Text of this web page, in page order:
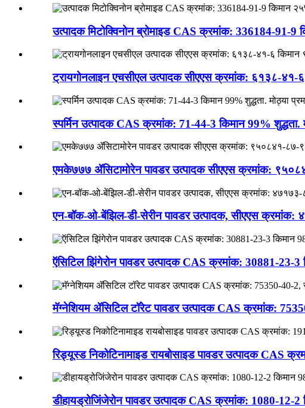
उत्पादक मिटोक्विनोन ब्रोमाइड CAS क्रमांक: 336184-91-9
ट्रायगोनलाइन एचसीएल उत्पादक सीएएस क्रमांक: ६१३८-४१-
स्पर्मिन उत्पादक CAS क्रमांक: 71-44-3 किमान 99%
एमके७७७ ॲसिटामोरेन पावडर उत्पादक सीएएस क्रमांक:
एन-बॉक-ओ-बेंझिल-डी-सेरीन पावडर उत्पादक, सीएएस क्रमांक:
ऍसिटिल झिंगेरोन पावडर उत्पादक CAS क्रमांक: 30881-23-
मॅग्नेशियम ॲसिटिल टॉरेट पावडर उत्पादक CAS क्रमांक:
रिड्यूस्ड निकोटिनामाइड रायबोसाइड पावडर उत्पादक CAS
डीहायड्रोजिंजेरोन पावडर उत्पादक CAS क्रमांक: 1080-12-